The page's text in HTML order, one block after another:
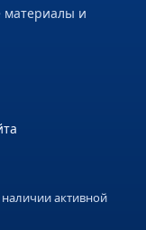
материалы и
активной